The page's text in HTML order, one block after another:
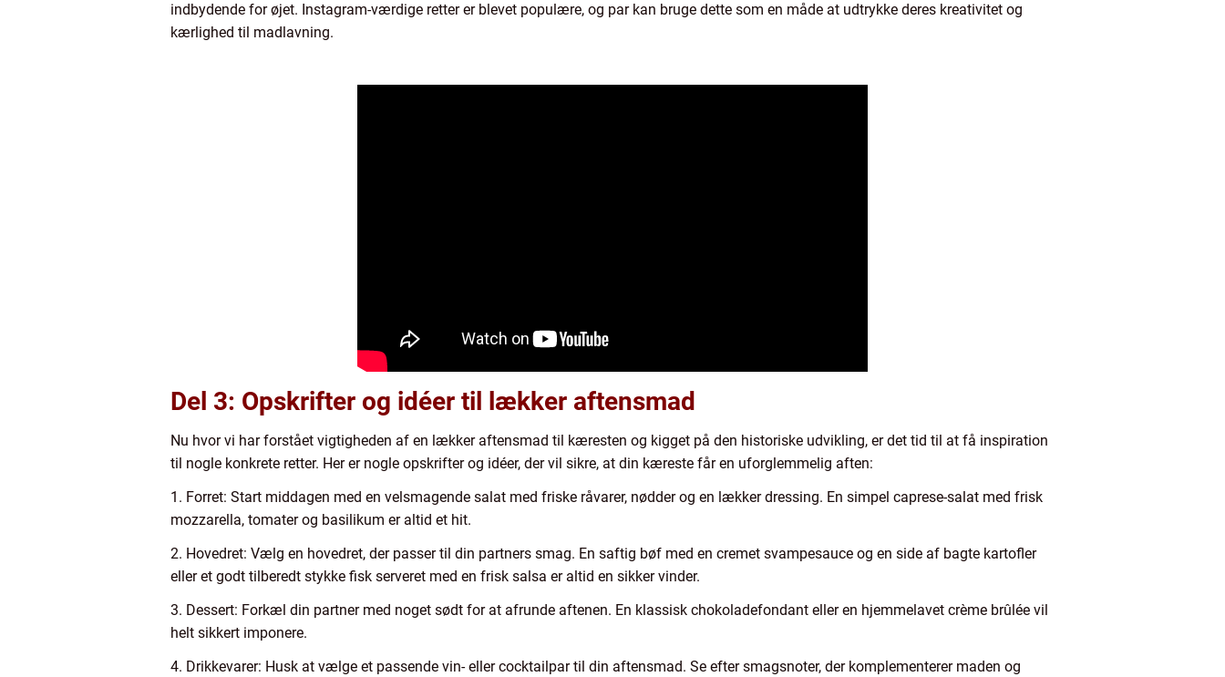
indbydende for øjet. Instagram-værdige retter er blevet populære, og par kan bruge dette som en måde at udtrykke deres kreativitet og
kærlighed til madlavning.
Del 3: Opskrifter og idéer til lækker aftensmad
Nu hvor vi har forstået vigtigheden af en lækker aftensmad til kæresten og kigget på den historiske udvikling, er det tid til at få inspiration
til nogle konkrete retter. Her er nogle opskrifter og idéer, der vil sikre, at din kæreste får en uforglemmelig aften:
1. Forret: Start middagen med en velsmagende salat med friske råvarer, nødder og en lækker dressing. En simpel caprese-salat med frisk
mozzarella, tomater og basilikum er altid et hit.
2. Hovedret: Vælg en hovedret, der passer til din partners smag. En saftig bøf med en cremet svampesauce og en side af bagte kartofler
eller et godt tilberedt stykke fisk serveret med en frisk salsa er altid en sikker vinder.
3. Dessert: Forkæl din partner med noget sødt for at afrunde aftenen. En klassisk chokoladefondant eller en hjemmelavet crème brûlée vil
helt sikkert imponere.
4. Drikkevarer: Husk at vælge et passende vin- eller cocktailpar til din aftensmad. Se efter smagsnoter, der komplementerer maden og